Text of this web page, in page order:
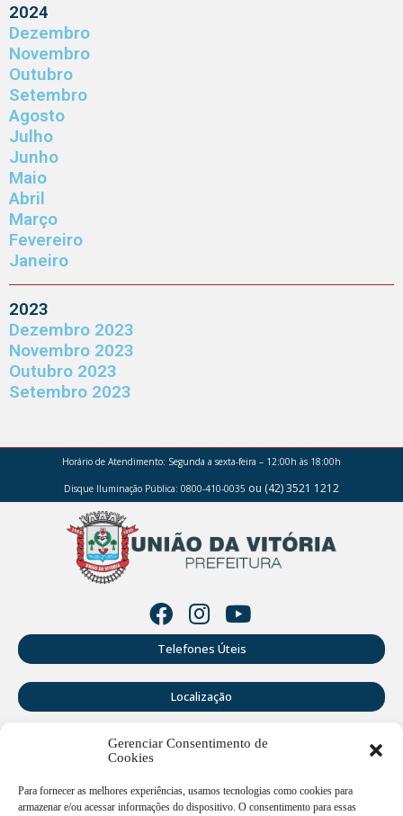
Gerenciar Consentimento de
Cookies
Para fornecer as melhores experiências, usamos tecnologias como cookies para
armazenar e/ou acessar informações do dispositivo. O consentimento para essas
2024
Dezembro
Novembro
Outubro
Setembro
Agosto
Julho
Junho
Maio
Abril
Março
Fevereiro
Janeiro
2023
Dezembro 2023
Novembro 2023
Outubro 2023
Setembro 2023
Horário de Atendimento: Segunda a sexta-feira – 12:00h às 18:00h
Disque Iluminação Pública: 0800-410-0035 ou (42) 3521 1212
Telefones Úteis
Localização
Perguntas Frequentes
Webmail